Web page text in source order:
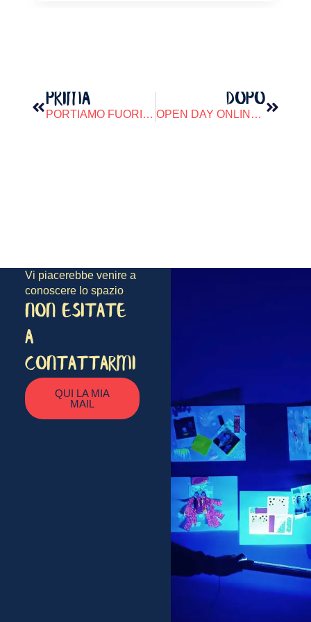
PRIMA
PORTIAMO FUORI Ciò CHE C’è QUI DENTRO
DOPO
OPEN DAY ONLINE ARTETERAPIA
Vi piacerebbe venire a
conoscere lo spazio
NON ESITATE
A
CONTATTARMI
QUI LA MIA
MAIL